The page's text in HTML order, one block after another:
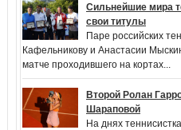
Сильнейшие мира
свои титулы
Паре российских
Кафельникову и Анастасии
матче проходившего на кортах...
Второй Ролан
Шараповой
На днях